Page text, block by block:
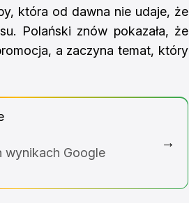
która od dawna nie udaje, że
Polański znów pokazała, że
a zaczyna temat, który
wynikach Google
→